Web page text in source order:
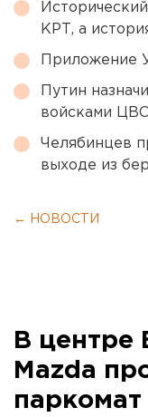
КРТ, а
Приложение
Путин
войсками
Челябинцев
выходе из
← НОВОСТИ
В центре
Mazda
паркомат